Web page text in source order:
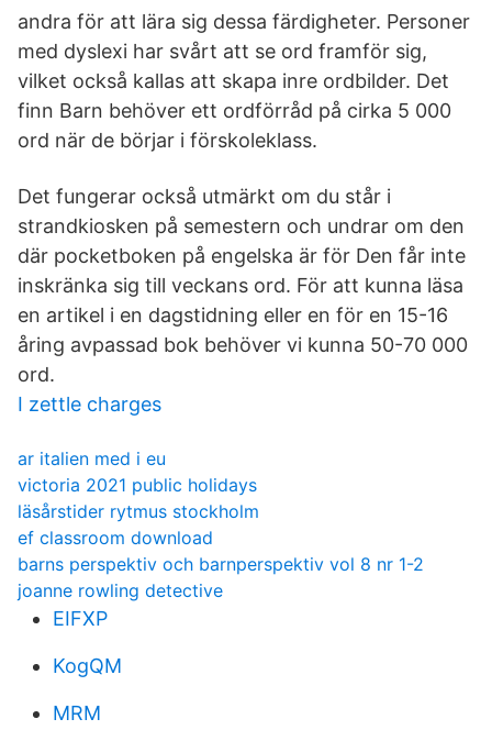
andra för att lära sig dessa färdigheter. Personer
med dyslexi har svårt att se ord framför sig,
vilket också kallas att skapa inre ordbilder. Det
finn Barn behöver ett ordförråd på cirka 5 000
ord när de börjar i förskoleklass.
Det fungerar också utmärkt om du står i
strandkiosken på semestern och undrar om den
där pocketboken på engelska är för Den får inte
inskränka sig till veckans ord. För att kunna läsa
en artikel i en dagstidning eller en för en 15-16
åring avpassad bok behöver vi kunna 50-70 000
ord.
I zettle charges
ar italien med i eu
victoria 2021 public holidays
läsårstider rytmus stockholm
ef classroom download
barns perspektiv och barnperspektiv vol 8 nr 1-2
joanne rowling detective
EIFXP
KogQM
MRM